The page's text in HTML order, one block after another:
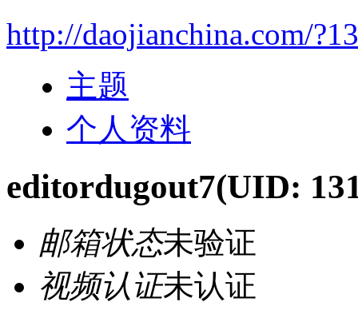
http://daojianchina.com/
主题
个人资料
editordugout7(UID:
邮箱状态未验证
视频认证未认证